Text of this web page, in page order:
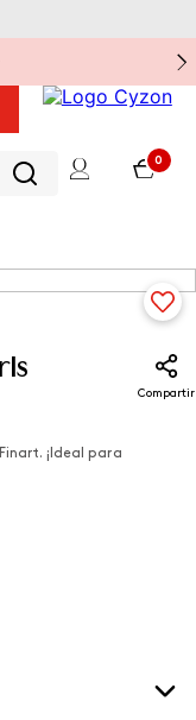
0
Compartir
¡Ideal para